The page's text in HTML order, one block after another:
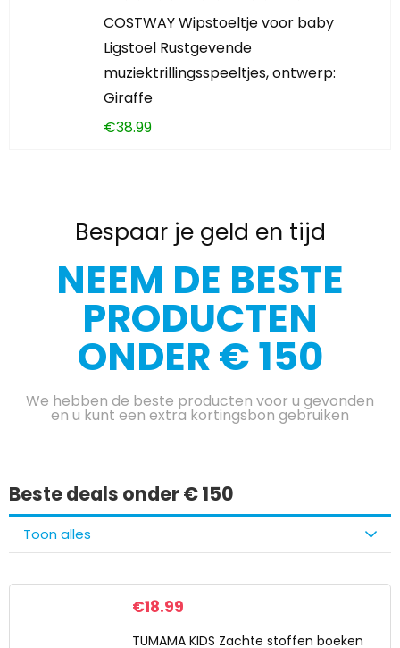
COSTWAY Wipstoeltje voor baby
Ligstoel Rustgevende
muziektrillingsspeeltjes, ontwerp:
Giraffe
€38.99
Bespaar je geld en tijd
NEEM DE BESTE
PRODUCTEN
ONDER € 150
We hebben de beste producten voor u gevonden
en u kunt een extra kortingsbon gebruiken
Beste deals onder € 150
Toon alles
€18.99
TUMAMA KIDS Zachte stoffen boeken